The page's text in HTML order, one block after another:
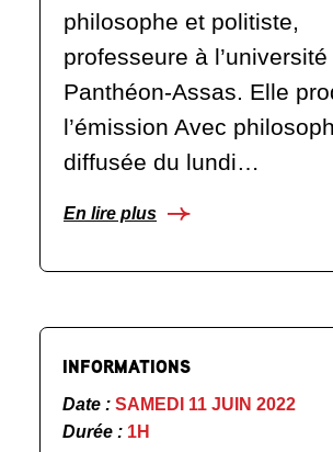
philosophe et politiste,
professeure à
Panthéon-Assas. Elle
l’émission Avec
diffusée du lundi…
En lire plus
INFORMATIONS
Date : SAMEDI 11 JUIN 2022
Durée : 1H